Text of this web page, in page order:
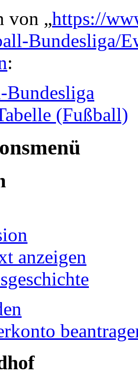
von „https://
Bundesliga/
:
Bundesliga
(Fußball)
anzeigen